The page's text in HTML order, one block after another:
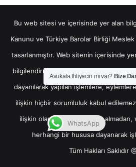
Bu web sitesi ve içerisinde yer alan
Kanunu ve Türkiye Barolar Birliği
tasarlanmıştır. Web sitenin içerisinde
bilgilendirme amaçlı olup, bu bilgilerin
dayanılarak yapılan işlemlere,
ilişkin hiçbir sorumluluk kabul
ilişkin olarak hukuki destek
herhangi bir hususa dayanarak
Tüm Hakları Saklıdır
Avukata İhtiyacın mı var? Bize
WhatsApp